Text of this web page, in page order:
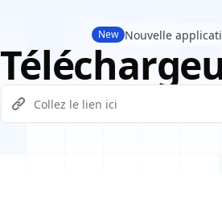
New Nouvelle